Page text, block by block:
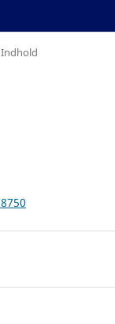
Indhold